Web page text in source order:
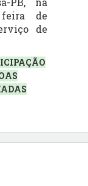
feira de
de